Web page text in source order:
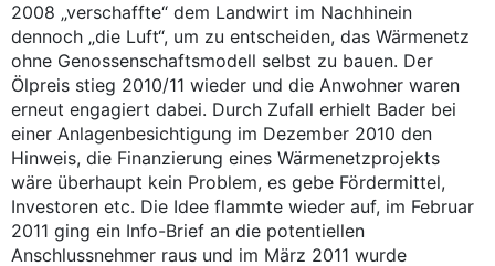
2008 „verschaffte“ dem Landwirt im Nachhinein
dennoch „die Luft“, um zu entscheiden, das Wärmenetz
ohne Genossenschaftsmodell selbst zu bauen. Der
Ölpreis stieg 2010/11 wieder und die Anwohner waren
erneut engagiert dabei. Durch Zufall erhielt Bader bei
einer Anlagenbesichtigung im Dezember 2010 den
Hinweis, die Finanzierung eines Wärmenetzprojekts
wäre überhaupt kein Problem, es gebe Fördermittel,
Investoren etc. Die Idee flammte wieder auf, im Februar
2011 ging ein Info-Brief an die potentiellen
Anschlussnehmer raus und im März 2011 wurde